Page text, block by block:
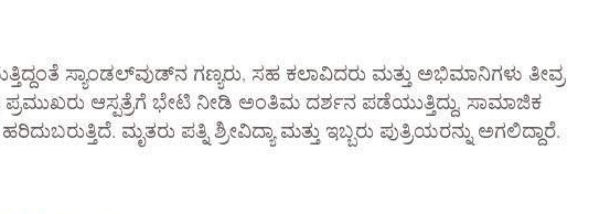
ಸ್ಯಾಂಡಲ್‌ವುಡ್‌ನ ಗಣ್ಯರು, ಸಹ ಕಲಾವಿದರು ಮತ್ತು ಅಭಿಮಾನಿಗಳು ತೀವ್ರ
ಪ್ರಮುಖರು ಆಸ್ಪತ್ರೆಗೆ ಭೇಟಿ ನೀಡಿ ಅಂತಿಮ ದರ್ಶನ ಪಡೆಯುತ್ತಿದ್ದು, ಸಾಮಾಜಿಕ
ಮೃತರು ಪತ್ನಿ ಶ್ರೀವಿದ್ಯಾ ಮತ್ತು ಇಬ್ಬರು ಪುತ್ರಿಯರನ್ನು ಅಗಲಿದ್ದಾರೆ.